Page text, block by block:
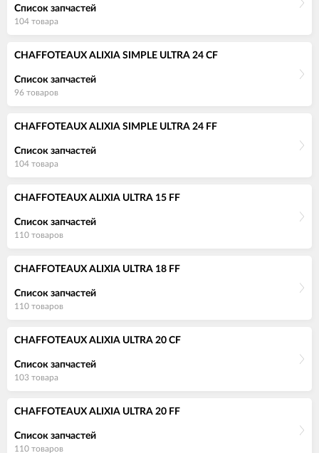
Список запчастей
104 товара
CHAFFOTEAUX ALIXIA SIMPLE ULTRA 24 CF
Список запчастей
96 товаров
CHAFFOTEAUX ALIXIA SIMPLE ULTRA 24 FF
Список запчастей
104 товара
CHAFFOTEAUX ALIXIA ULTRA 15 FF
Список запчастей
110 товаров
CHAFFOTEAUX ALIXIA ULTRA 18 FF
Список запчастей
110 товаров
CHAFFOTEAUX ALIXIA ULTRA 20 CF
Список запчастей
103 товара
CHAFFOTEAUX ALIXIA ULTRA 20 FF
Список запчастей
110 товаров